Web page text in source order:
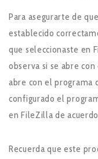
Para asegurarte de
establecido
que seleccionaste en
observa si se abre
abre con el programa
configurado el
en FileZilla de
Recuerda que este